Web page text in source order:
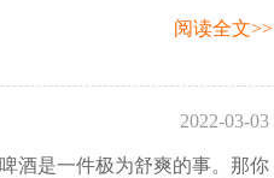
阅读全文>>
2022-03-03
11:24:52
酒是一件极为舒爽的事。那你